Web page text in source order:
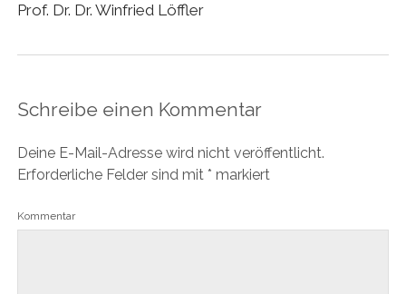
Prof. Dr. Dr. Winfried Löffler
Schreibe einen Kommentar
Deine E-Mail-Adresse wird nicht veröffentlicht.
Erforderliche Felder sind mit * markiert
Kommentar